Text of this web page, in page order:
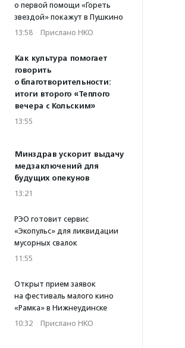
о первой помощи «Гореть
звездой» покажут в Пушкино
13:58 · Прислано НКО
Как культура помогает
говорить
о благотворительности:
итоги второго «Теплого
вечера с Кольским»
13:55
Минздрав ускорит выдачу
медзаключений для
будущих опекунов
13:21
РЭО готовит сервис
«Экопульс» для ликвидации
мусорных свалок
11:55
Открыт прием заявок
на фестиваль малого кино
«Рамка» в Нижнеудинске
10:32 · Прислано НКО